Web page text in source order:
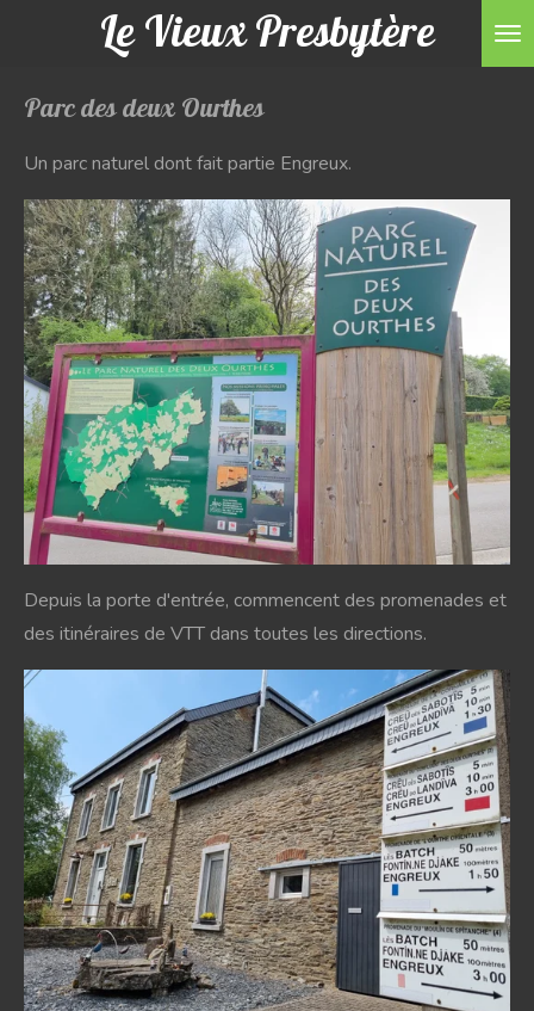
contenu
Le Vieux Presbytère
Parc des deux Ourthes
Un parc naturel dont fait partie Engreux.
Depuis la porte d'entrée, commencent des promenades et
des itinéraires de VTT dans toutes les directions.